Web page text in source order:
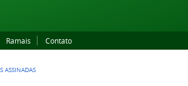
Ramais Contato
ASSINADAS